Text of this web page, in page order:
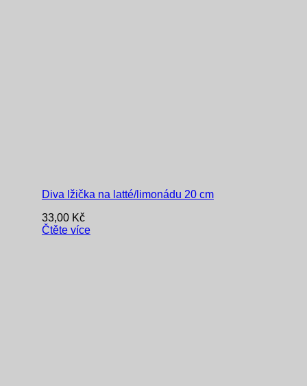
Diva lžička na latté/limonádu 20 cm
33,00 Kč
Čtěte více